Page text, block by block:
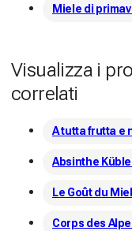
Miele di
Visualizza i
correlati
A tutta frutta e
Absinthe
Le Goût du Miel
Corps des